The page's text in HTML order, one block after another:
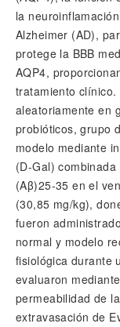
la
Alzheimer (AD),
protege la BBB
AQP4,
tratamiento
aleatoriamente en
probióticos, grupo
modelo mediante
(D-Gal)
(Aβ)25-35 en el
(30,85 mg/kg),
fueron
normal y modelo
fisiológica durante
evaluaron
permeabilidad de
extravasación de